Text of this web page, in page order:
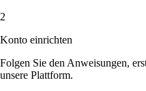
2
Konto einrichten
Folgen Sie den Anweisungen,
unsere Plattform.